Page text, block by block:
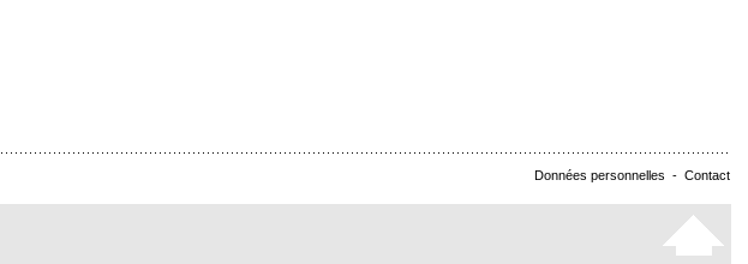
Données personnelles - Contact